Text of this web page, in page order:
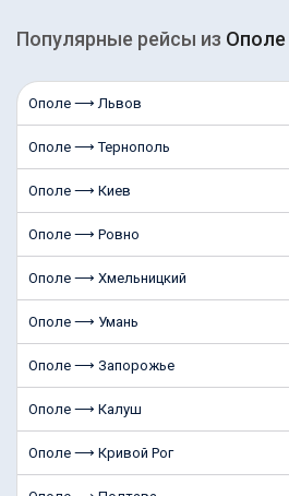
Популярные рейсы из Ополе
Ополе ⟶ Львов
Ополе ⟶ Тернополь
Ополе ⟶ Киев
Ополе ⟶ Ровно
Ополе ⟶ Хмельницкий
Ополе ⟶ Умань
Ополе ⟶ Запорожье
Ополе ⟶ Калуш
Ополе ⟶ Кривой Рог